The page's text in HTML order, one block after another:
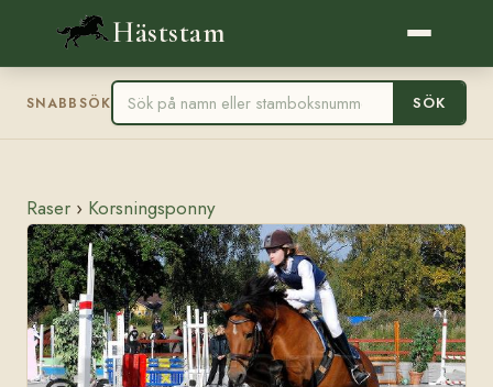
Häststam
SNABBSÖK SÖK
Raser › Korsningsponny